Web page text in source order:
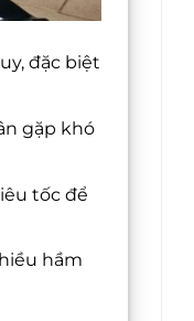
đặc biệt
gặp khó
tốc để
hầm